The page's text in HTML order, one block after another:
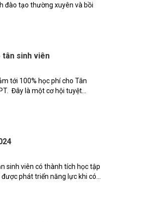
đào tạo thường xuyên và bồi
tân sinh viên
tới 100% học phí cho Tân
Đây là một cơ hội tuyệt...
sinh viên có thành tích học tập
phát triển năng lực khi có...